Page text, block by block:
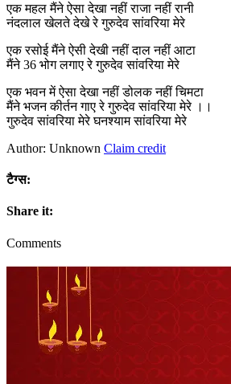
एक महल मैंने ऐसा देखा नहीं राजा नहीं रानी
नंदलाल खेलते देखे रे गुरुदेव सांवरिया मेरे
एक रसोई मैंने ऐसी देखी नहीं दाल नहीं आटा
मैंने 36 भोग लगाए रे गुरुदेव सांवरिया मेरे
एक भवन में ऐसा देखा नहीं डोलक नहीं चिमटा
मैंने भजन कीर्तन गाए रे गुरुदेव सांवरिया मेरे ।।
गुरुदेव सांवरिया मेरे घनश्याम सांवरिया मेरे
Author: Unknown Claim credit
टैग्स:
Share it:
Comments